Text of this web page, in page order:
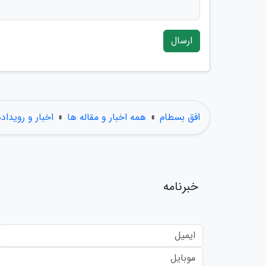
ارسال
افق بسطام » همه اخبار و مقاله ها » اخبار و
خبرنامه